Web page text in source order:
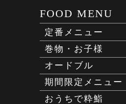
FOOD MENU
定番メニュー
巻物・お子様
オードブル
期間限定メニュー
おうちで粋鮨